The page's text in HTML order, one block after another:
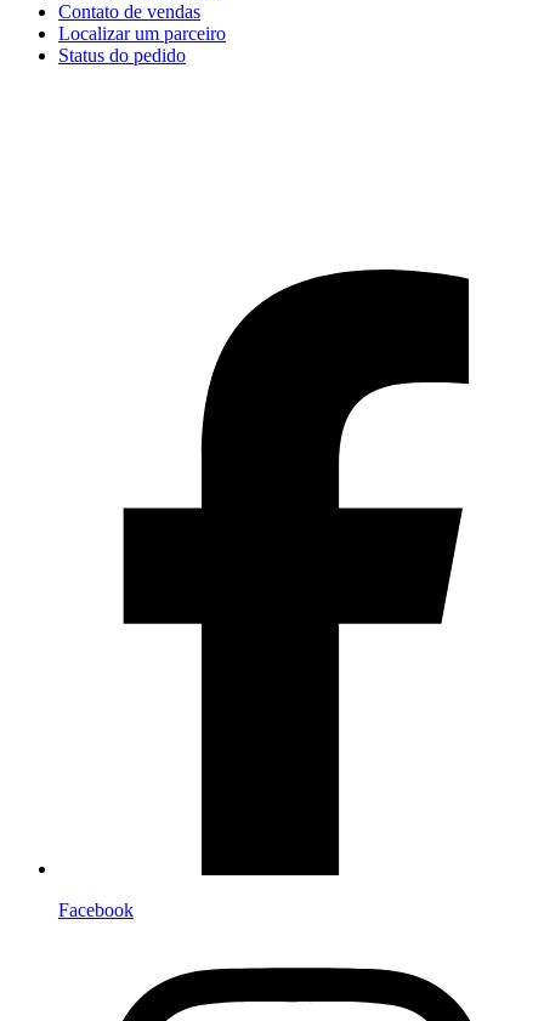
Contato de vendas
Localizar um parceiro
Status do pedido
Facebook